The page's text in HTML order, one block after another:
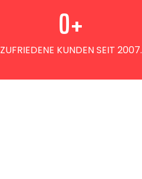
ZUFRIEDENE KUNDEN SEIT 2007.
0+